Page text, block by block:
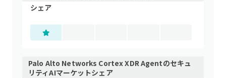
シェア
Palo Alto Networks Cortex XDR Agentのセキュ
リティAIマーケットシェア